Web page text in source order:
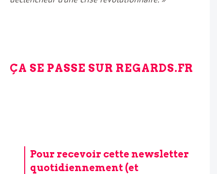
ÇA SE PASSE SUR REGARDS.FR
Pour recevoir cette newsletter
quotidiennement (et